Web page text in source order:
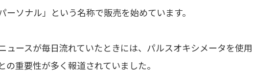
ーソナル」という名称で販売を始めています。
ュースが毎日流れていたときには、パルスオキシメータを使用
の重要性が多く報道されていました。